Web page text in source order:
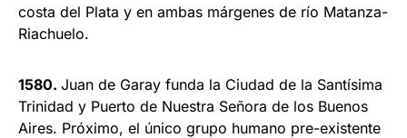
costa del Plata y en ambas márgenes de río Matanza-
Riachuelo.
1580. Juan de Garay funda la Ciudad de la Santísima
Trinidad y Puerto de Nuestra Señora de los Buenos
Aires. Próximo, el único grupo humano pre-existente